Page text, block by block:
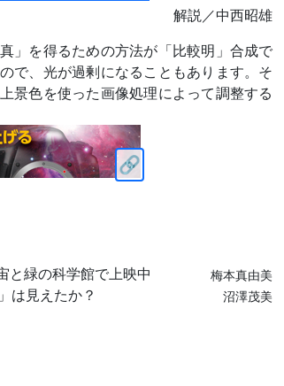
解説／中西昭雄
」を得るための方法が「比較明」合成で
で、光が過剰になることもあります。そ
景色を使った画像処理によって調整する
と緑の科学館で上映中 梅本真由美
は見えたか？ 沼澤茂美